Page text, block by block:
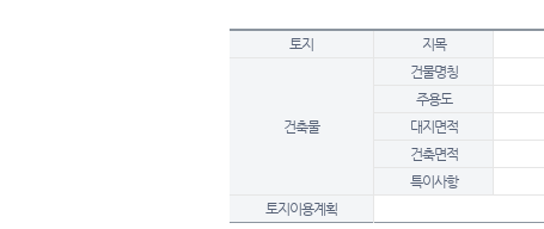
토지 지목
건축물
건물명칭
주용도
대지면적
건축면적
특이사항
토지이용계획